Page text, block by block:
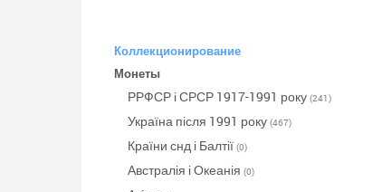
Коллекционирование
Монеты
РРФСР і СРСР 1917-1991 року (241)
Україна після 1991 року (467)
Країни снд і Балтії (0)
Австралія і Океанія (0)